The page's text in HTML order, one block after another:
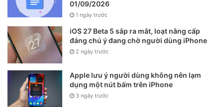
01/09/2026
1 ngày trước
iOS 27 Beta 5 sắp ra mắt, loạt nâng cấp
đáng chú ý đang chờ người dùng iPhone
2 ngày trước
Apple lưu ý người dùng không nên lạm
dụng một nút bấm trên iPhone
3 ngày trước